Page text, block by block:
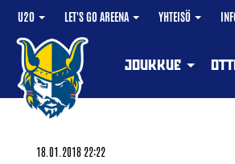
U20 LET'S GO AREENA YHTEISÖ
JOUKKUE
18.01.2018 22:22